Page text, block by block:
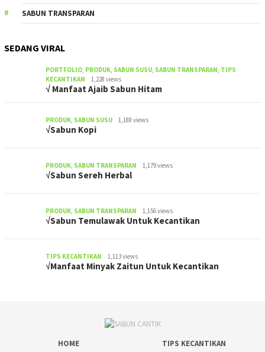
SABUN TRANSPARAN
SEDANG VIRAL
PORTFOLIO PRODUK SABUN SUSU SABUN TRANSPARAN TIPS
KECANTIKAN
1,228 views
√ Manfaat Ajaib Sabun Hitam
PRODUK SABUN SUSU 1,188 views
√Sabun Kopi
PRODUK SABUN TRANSPARAN 1,179 views
√Sabun Sereh Herbal
PRODUK SABUN TRANSPARAN 1,156 views
√Sabun Temulawak Untuk Kecantikan
TIPS KECANTIKAN 1,113 views
√Manfaat Minyak Zaitun Untuk Kecantikan
HOME TIPS KECANTIKAN